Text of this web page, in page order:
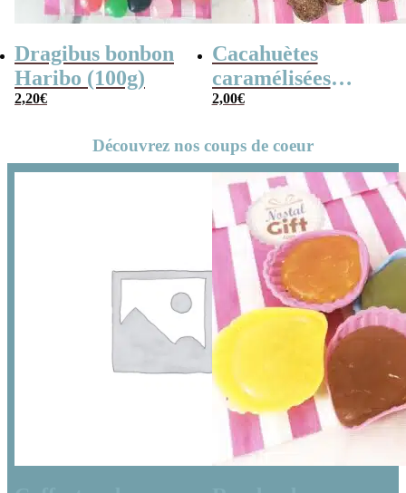
Dragibus bonbon
Haribo (100g)
2,20€
Cacahuètes
caramélisées
(chouchou) – 100g
2,00€
Découvrez nos coups de coeur